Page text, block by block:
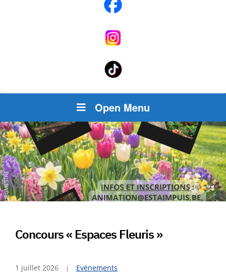
Open Menu
Concours « Espaces Fleuris »
1 juillet 2026 Evénements